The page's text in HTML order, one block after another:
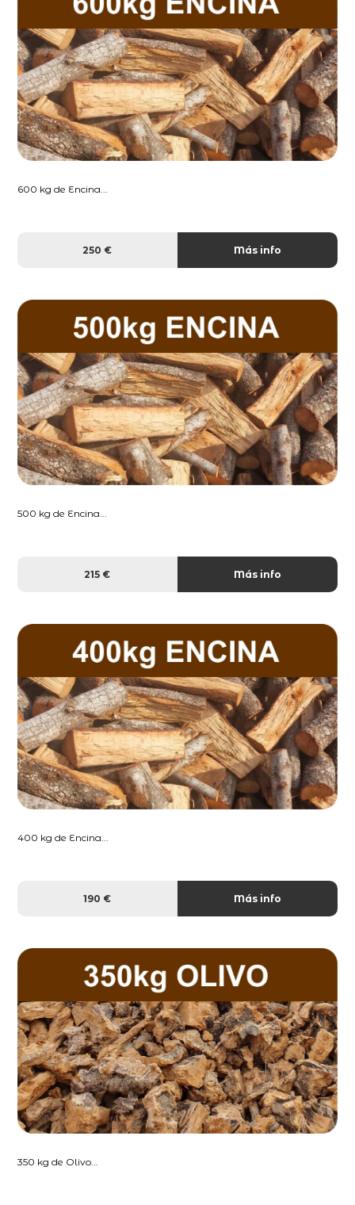
600 kg de Encina...
250 € Más info
500 kg de Encina...
215 € Más info
400 kg de Encina...
190 € Más info
350 kg de Olivo...